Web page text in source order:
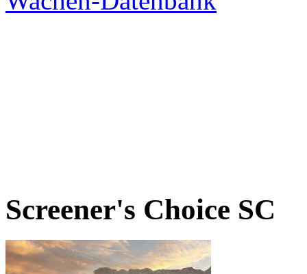
Screener's Choice SC